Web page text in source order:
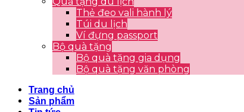
Thẻ đeo vali hành lý
Túi du lịch
Ví đựng passport
Bộ quà tặng
Bộ quà tặng gia dụng
Bộ quà tặng văn phòng
Trang chủ
Sản phẩm